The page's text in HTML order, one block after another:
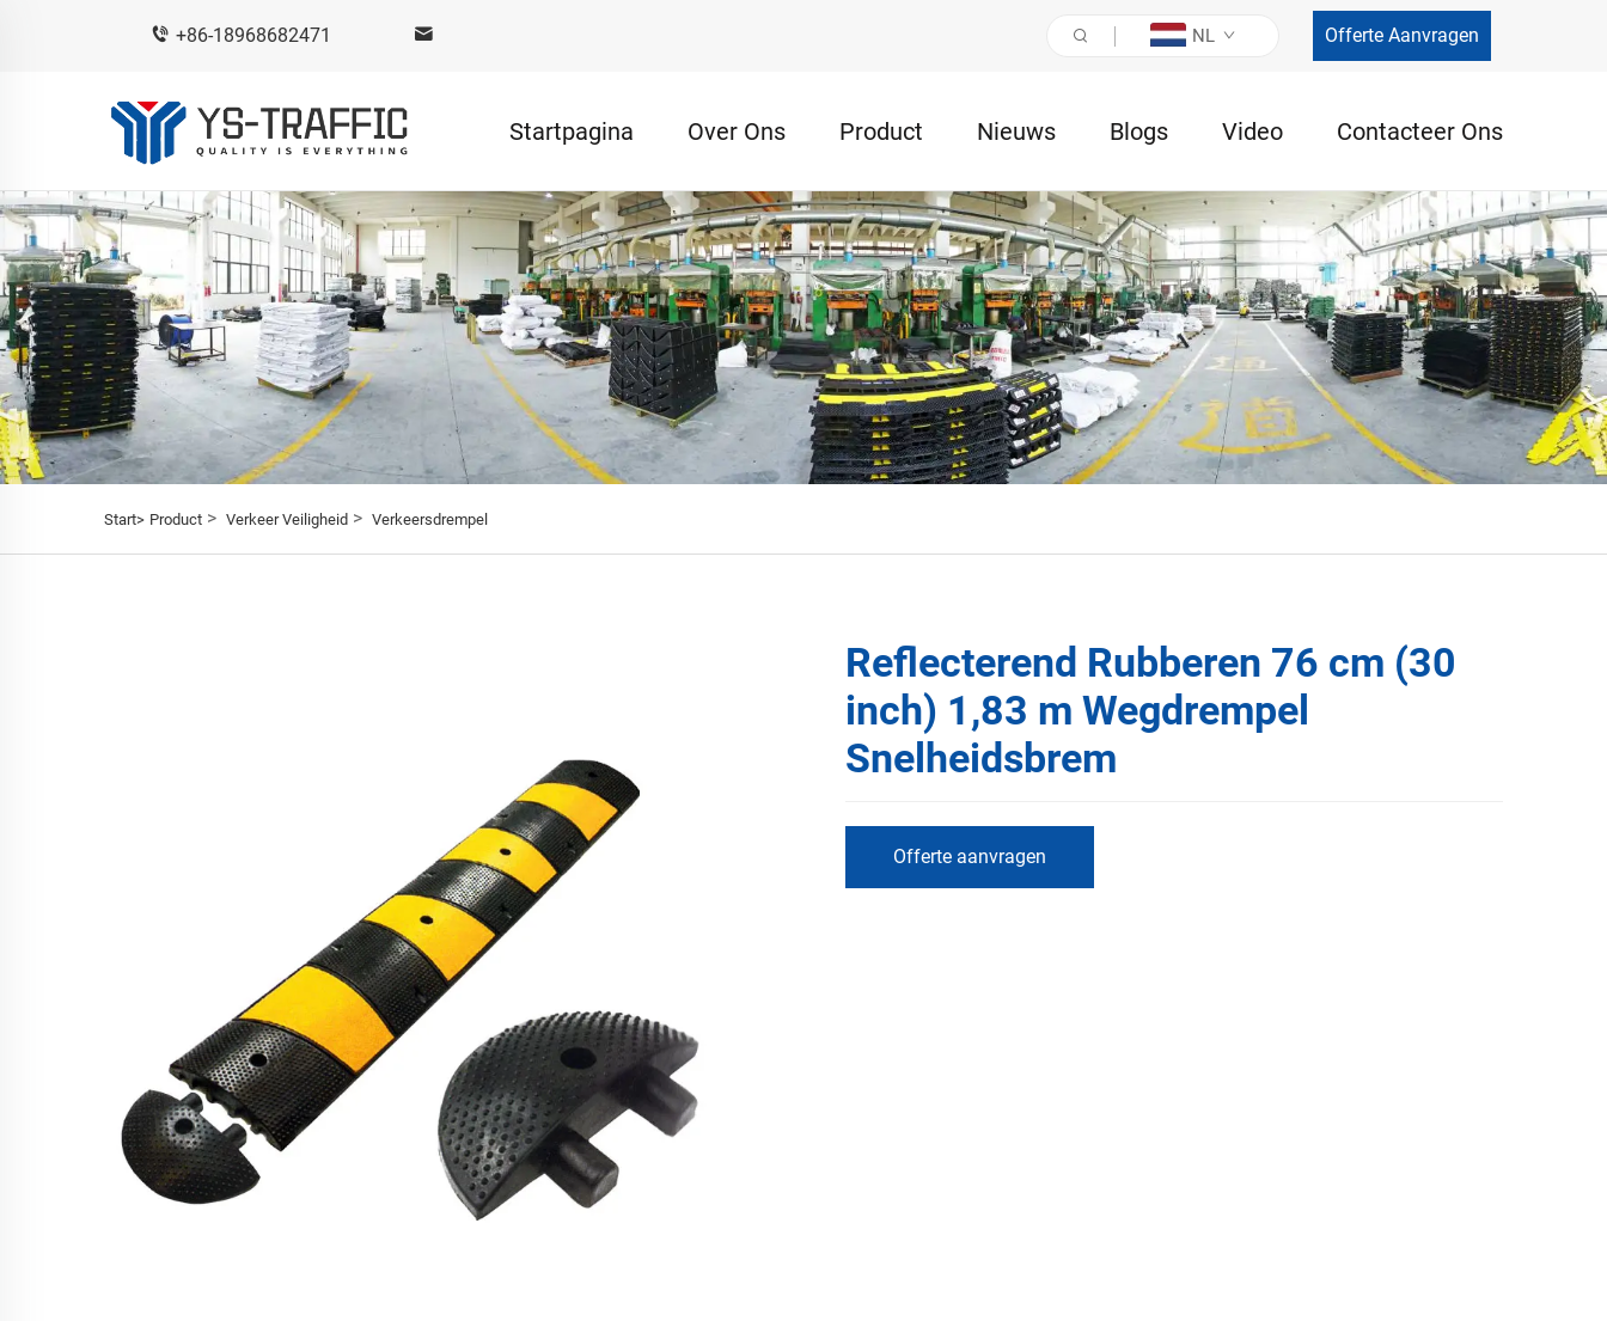
+86-18968682471 NL Offerte Aanvragen
Startpagina Over Ons Product Nieuws Blogs Video Contacteer Ons
Start> Product > Verkeer Veiligheid > Verkeersdrempel
Reflecterend Rubberen 76 cm (30
inch) 1,83 m Wegdrempel
Snelheidsbrem
Offerte aanvragen